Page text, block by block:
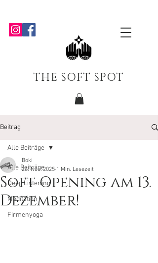
THE SOFT SPOT
Beitrag
Alle Beiträge
Deep Listening
Meditation
Firmenyoga
Alle Beiträge
Soft Opening am 13.
Dezember!
Boki
26. Nov. 2025 1 Min. Lesezeit